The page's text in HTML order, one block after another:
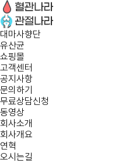
대마사향단
유산균
쇼핑몰
고객센터
공지사항
문의하기
무료상담신청
동영상
회사소개
회사개요
연혁
오시는길